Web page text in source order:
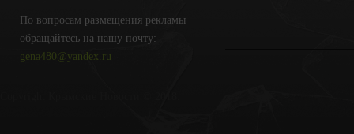
По вопросам размещения рекламы
обращайтесь на нашу почту:
gena480@yandex.ru